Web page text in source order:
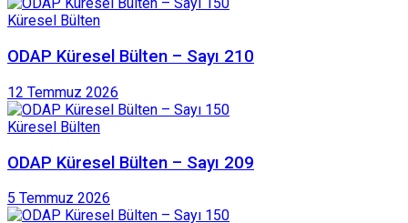
Küresel Bülten
ODAP Küresel Bülten – Sayı 210
12 Temmuz 2026
Küresel Bülten
ODAP Küresel Bülten – Sayı 209
5 Temmuz 2026